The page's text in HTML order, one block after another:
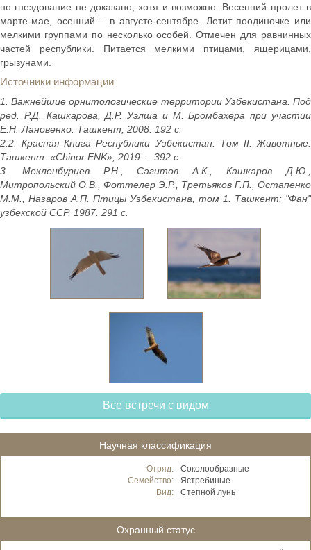
но гнездование не доказано, хотя и возможно. Весенний пролет в
марте-мае, осенний – в августе-сентябре. Летит поодиночке или
мелкими группами по несколько особей. Отмечен для равнинных
частей республики. Питается мелкими птицами, ящерицами,
грызунами.
Источники информации
1. Важнейшие орнитологические территории Узбекистана. Под
ред. Р.Д. Кашкарова, Д.Р. Уэлша и М. Бромбахера при участии
Е.Н. Лановенко. Ташкент, 2008. 192 с.
2.2. Красная Книга Республики Узбекистан. Том II. Животные.
Ташкент: «Chinor ENK», 2019. – 392 с.
3. Мекленбурцев Р.Н., Сагитов А.К., Кашкаров Д.Ю.,
Митропольский О.В., Фоттелер Э.Р., Третьяков Г.П., Остапенко
М.М., Назаров А.П. Птицы Узбекистана, том 1. Ташкент: "Фан"
узбекской ССР. 1987. 291 с.
Все встречи с видом
Научная классификация
Отряд:
Соколообразные
Семейство:
Ястребиные
Вид:
Степной лунь
Охранный статус